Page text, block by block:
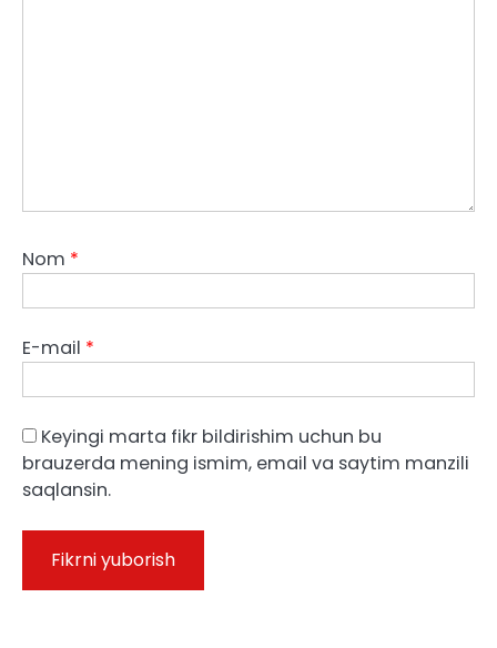
Nom *
E-mail *
Keyingi marta fikr bildirishim uchun bu
brauzerda mening ismim, email va saytim manzili
saqlansin.